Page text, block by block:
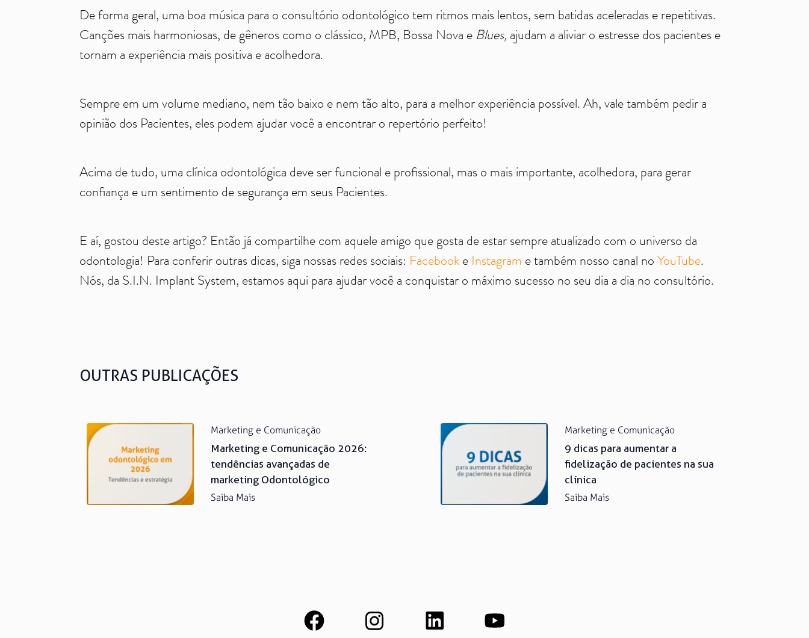
De forma geral, uma boa música para o consultório odontológico tem ritmos mais lentos, sem batidas aceleradas e repetitivas.
Canções mais harmoniosas, de gêneros como o clássico, MPB, Bossa Nova e Blues, ajudam a aliviar o estresse dos pacientes e
tornam a experiência mais positiva e acolhedora.
Sempre em um volume mediano, nem tão baixo e nem tão alto, para a melhor experiência possível. Ah, vale também pedir a
opinião dos Pacientes, eles podem ajudar você a encontrar o repertório perfeito!
Acima de tudo, uma clínica odontológica deve ser funcional e profissional, mas o mais importante, acolhedora, para gerar
confiança e um sentimento de segurança em seus Pacientes.
E aí, gostou deste artigo? Então já compartilhe com aquele amigo que gosta de estar sempre atualizado com o universo da
odontologia! Para conferir outras dicas, siga nossas redes sociais: Facebook e Instagram e também nosso canal no YouTube.
Nós, da S.I.N. Implant System, estamos aqui para ajudar você a conquistar o máximo sucesso no seu dia a dia no consultório.
OUTRAS PUBLICAÇÕES
Marketing e Comunicação
Marketing e Comunicação 2026:
tendências avançadas de
marketing Odontológico
Saiba Mais
Marketing e Comunicação
9 dicas para aumentar a
fidelização de pacientes na sua
clínica
Saiba Mais